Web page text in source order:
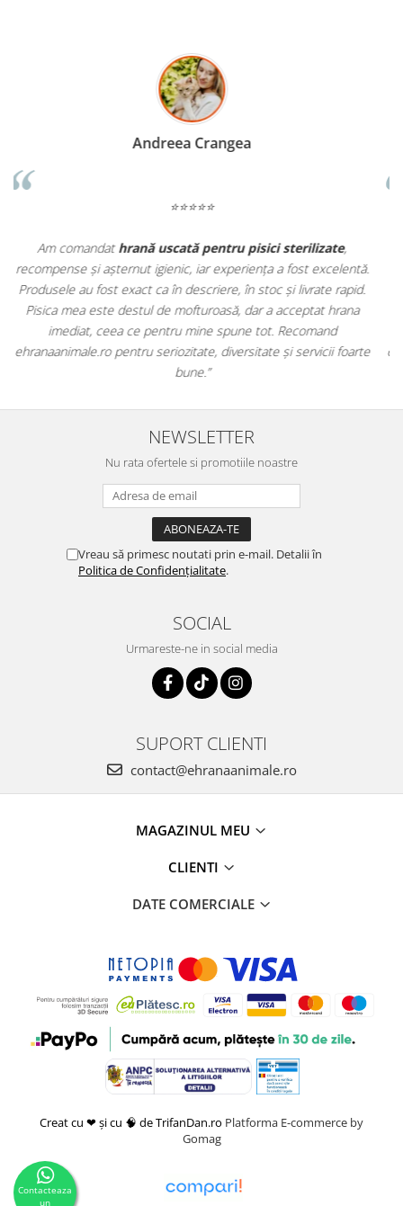
Madalina Stancea
⭐⭐⭐⭐⭐
Apreciez foarte mult faptul că peehranaanimale.rogăsesc nu
doar hrană, ci și produse dinfarmacia veterinară:
antiparazitare, suplimente și soluții de îngrijire. Este foarte
comod să pot comanda tot ce am nevoie pentru animalul meu
dintr-un singur loc. Livrarea a fost rapidă, iar produsele au fost
originale și în termen. Magazin serios, bine organizat și foarte util
pentru orice stăpân de animale.
NEWSLETTER
Nu rata ofertele si promotiile noastre
Vreau să primesc noutati prin e-mail. Detalii în
Politica de Confidențialitate.
SOCIAL
Urmareste-ne in social media
SUPORT CLIENTI
contact@ehranaanimale.ro
MAGAZINUL MEU
CLIENTI
DATE COMERCIALE
Creat cu ❤ și cu 🧠 de TrifanDan.ro Platforma E-commerce by
Gomag
Contacteaza
un